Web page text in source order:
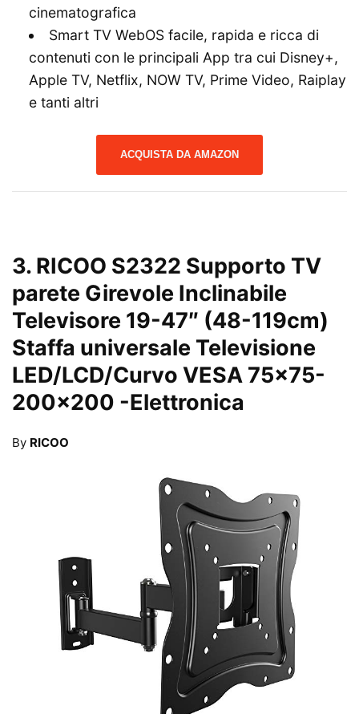
cinematografica
Smart TV WebOS facile, rapida e ricca di
contenuti con le principali App tra cui Disney+,
Apple TV, Netflix, NOW TV, Prime Video, Raiplay
e tanti altri
ACQUISTA DA AMAZON
3. RICOO S2322 Supporto TV
parete Girevole Inclinabile
Televisore 19-47″ (48-119cm)
Staffa universale Televisione
LED/LCD/Curvo VESA 75×75-
200×200 -Elettronica
By RICOO